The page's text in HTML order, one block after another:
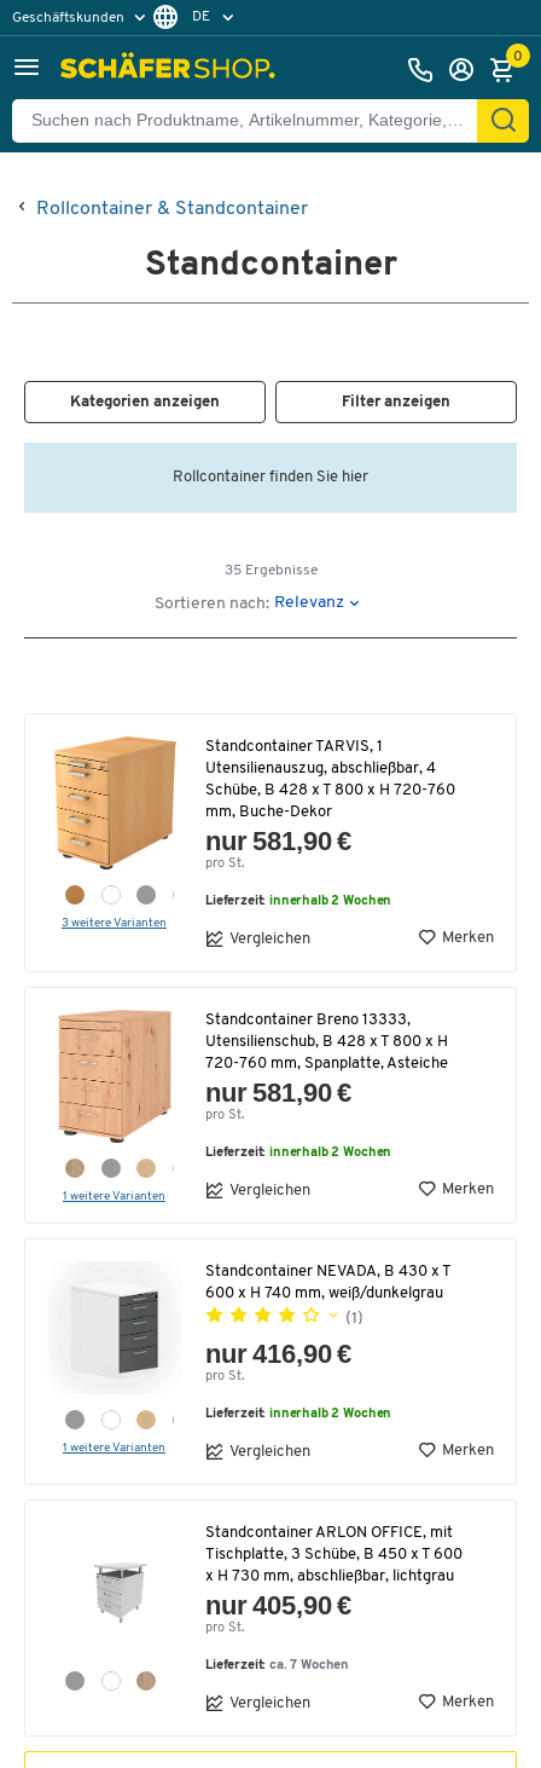
Geschäftskunden DE
0
Rollcontainer & Standcontainer
Standcontainer
Kategorien anzeigen Filter anzeigen
Rollcontainer finden Sie hier
35 Ergebnisse
Sortieren nach: Relevanz
3 weitere Varianten
Standcontainer TARVIS, 1
Utensilienauszug, abschließbar, 4
Schübe, B 428 x T 800 x H 720-760
mm, Buche-Dekor
nur 581,90 €
pro St.
Lieferzeit:innerhalb 2 Wochen
Vergleichen Merken
1 weitere Varianten
Standcontainer Breno 13333,
Utensilienschub, B 428 x T 800 x H
720-760 mm, Spanplatte, Asteiche
nur 581,90 €
pro St.
Lieferzeit:innerhalb 2 Wochen
Vergleichen Merken
1 weitere Varianten
Standcontainer NEVADA, B 430 x T
600 x H 740 mm, weiß/dunkelgrau
(1)
nur 416,90 €
pro St.
Lieferzeit:innerhalb 2 Wochen
Vergleichen Merken
Standcontainer ARLON OFFICE, mit
Tischplatte, 3 Schübe, B 450 x T 600
x H 730 mm, abschließbar, lichtgrau
nur 405,90 €
pro St.
Lieferzeit:ca. 7 Wochen
Vergleichen Merken